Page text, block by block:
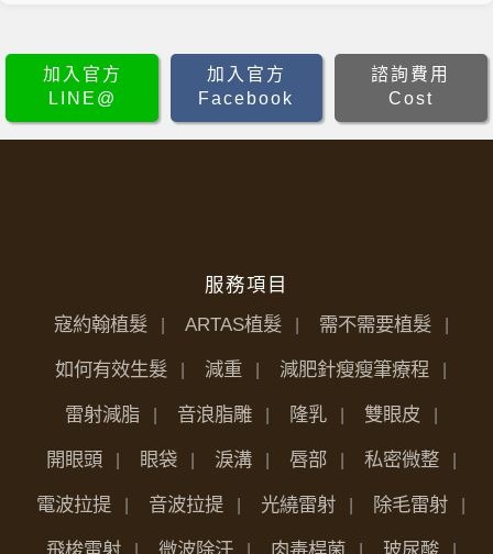
加入官方
LINE@
加入官方
Facebook
諮詢費用
Cost
服務項目
寇約翰植髮
ARTAS植髮 需不需要植髮
如何有效生髮 減重 減肥針瘦瘦筆療程
雷射減脂 音浪脂雕 隆乳 雙眼皮
開眼頭 眼袋 淚溝 唇部 私密微整
電波拉提 音波拉提 光繞雷射 除毛雷射